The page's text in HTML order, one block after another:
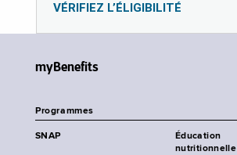
VÉRIFIEZ L’ÉLIGIBILITÉ
myBenefits
Programmes
SNAP
Éducation
nutritionnelle